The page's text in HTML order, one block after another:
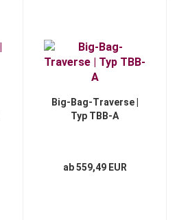
Big-Bag-Traverse |
Typ TBB-A
ab 559,49 EUR